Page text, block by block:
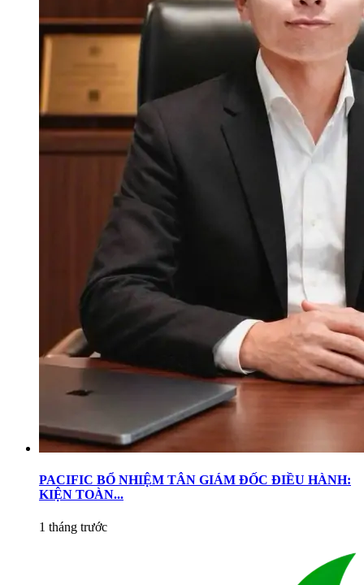
PACIFIC BỔ NHIỆM TÂN GIÁM ĐỐC ĐIỀU HÀNH:
KIỆN TOÀN...
1 tháng trước